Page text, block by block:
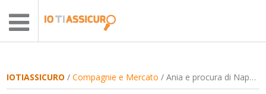
IOTIASSICURO /Compagnie e Mercato / Ania e procura di Napoli insieme contro le frodi assicurative